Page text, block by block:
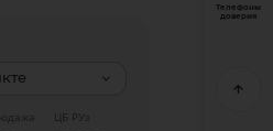
ЦБ РУз
Телефоны
доверия